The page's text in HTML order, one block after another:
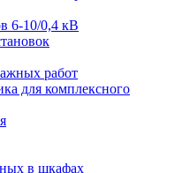
6-10/0,4 кВ
работ
для комплексного
в шкафах